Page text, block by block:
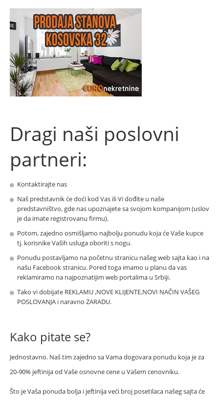
Dragi naši poslovni
partneri:
Kontaktirajte nas
Naš predstavnik će doći kod Vas ili Vi dođite u naše
predstavništvo, gde nas upoznajete sa svojom kompanijom (uslov
je da imate registrovanu firmu).
Potom, zajedno osmišljamo najbolju ponudu koja će Vaše kupce
tj. korisnike Vaših usluga oboriti s nogu.
Ponudu postavljamo na početnu stranicu našeg web sajta kao i na
našu Facebook stranicu. Pored toga imamo u planu da vas
reklamiramo na najpoznatijim web portalima u Srbiji.
Tako vi dobijate REKLAMU ,NOVE KLIJENTE,NOVI NAČIN VAŠEG
POSLOVANJA i naravno ZARADU.
Kako pitate se?
Jednostavno. Naš tim zajedno sa Vama dogovara ponudu koja je za
20-90% jeftinija od Vaše osnovne cene u Vašem cenovniku.
Što je Vaša ponuda bolja i jeftinija veći broj posetilaca našeg sajta će